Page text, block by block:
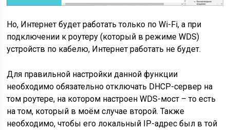
Но, Интернет будет работать только по Wi-Fi, а при
подключении к роутеру (который в режиме WDS)
устройств по кабелю, Интернет работать не будет.
Для правильной настройки данной функции
необходимо обязательно отключать DHCP-сервер на
том роутере, на котором настроен WDS-мост – то есть
на том, который в моём случае второй. Также
необходимо, чтобы его локальный IP-адрес был в той